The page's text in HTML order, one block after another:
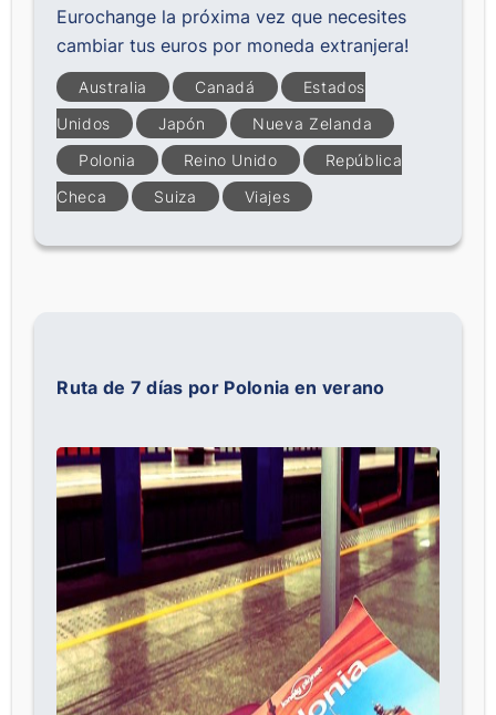
Eurochange la próxima vez que necesites
cambiar tus euros por moneda extranjera!
Australia Canadá
Estados
Unidos
Japón
Nueva Zelanda
Polonia
Reino Unido
República
Checa
Suiza Viajes
Ruta de 7 días por Polonia en verano